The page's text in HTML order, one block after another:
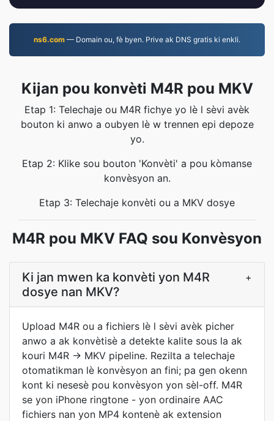
ns6.com — Domain ou, fè byen. Prive ak DNS gratis ki enkli.
Kijan pou konvèti M4R pou MKV
Etap 1: Telechaje ou M4R fichye yo lè l sèvi avèk
bouton ki anwo a oubyen lè w trennen epi depoze
yo.
Etap 2: Klike sou bouton 'Konvèti' a pou kòmanse
konvèsyon an.
Etap 3: Telechaje konvèti ou a MKV dosye
M4R pou MKV FAQ sou Konvèsyon
Ki jan mwen ka konvèti yon M4R
dosye nan MKV?
+
Upload M4R ou a fichiers lè l sèvi avèk picher
anwo a ak konvètisè a detekte kalite sous la ak
kouri M4R -> MKV pipeline. Rezilta a telechaje
otomatikman lè konvèsyon an fini; pa gen okenn
kont ki nesesè pou konvèsyon yon sèl-off. M4R
se yon iPhone ringtone - yon ordinaire AAC
fichiers nan yon MP4 kontenè ak extension